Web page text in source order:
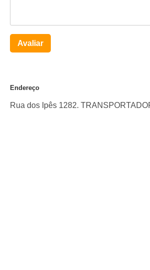
Avaliar
Endereço
Rua dos Ipês 1282.